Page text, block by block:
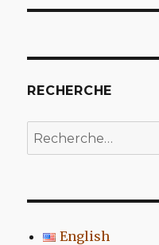
RECHERCHE
Recherche
pour
English